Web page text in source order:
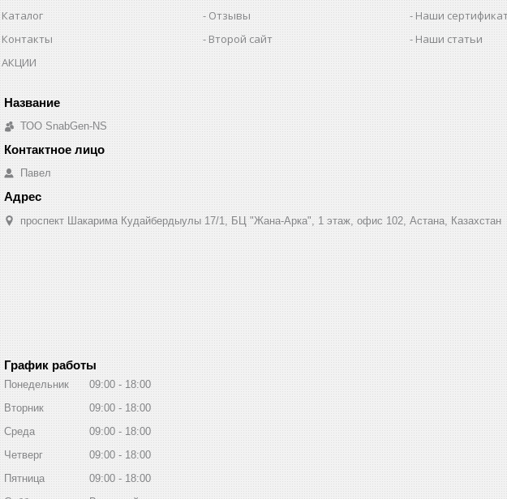
Каталог
Контакты
АКЦИИ
Отзывы
Второй сайт
Наши
Наши статьи
ТОО SnabGen-NS
Павел
проспект Шакарима Кудайбердыулы 17/1, БЦ "Жана-Арка", 1 этаж, офис 102, Астана, Казахстан
График работы
Понедельник 09:00
18:00
Вторник
09:00
18:00
Среда
09:00
18:00
Четверг
09:00
18:00
Пятница
09:00
18:00